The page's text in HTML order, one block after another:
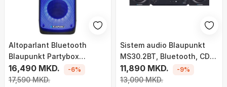
Altoparlant Bluetooth
Blaupunkt Partybox
PB06DB, funksion karaoke,
TWS, i zi
16,490 MKD.
17,590 MKD.
-6%
Sistem audio Blaupunkt
MS30.2BT, Bluetooth, CD
MP3 USB Aux HDMI, i zi
11,890 MKD.
13,090 MKD.
-9%